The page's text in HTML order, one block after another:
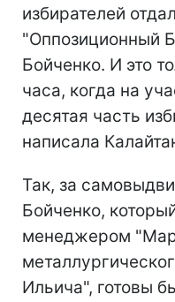
избирателей
"Оппозиционный
Бойченко. И это
часа, когда на
десятая часть
написала
Так, за
Бойченко,
менеджером
Ильича", готовы